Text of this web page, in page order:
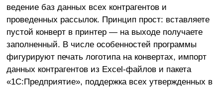
ведение баз данных всех контрагентов и
проведенных рассылок. Принцип прост: вставляете
пустой конверт в принтер — на выходе получаете
заполненный. В числе особенностей программы
фигурируют печать логотипа на конвертах, импорт
данных контрагентов из Excel-файлов и пакета
«1С:Предприятие», поддержка всех утвержденных в